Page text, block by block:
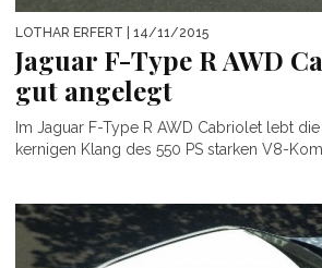
LOTHAR ERFERT | 14/11/2015
Jaguar F-Type R AWD
gut angelegt
Im Jaguar F-Type R AWD Cabriolet lebt
kernigen Klang des 550 PS starken V8-